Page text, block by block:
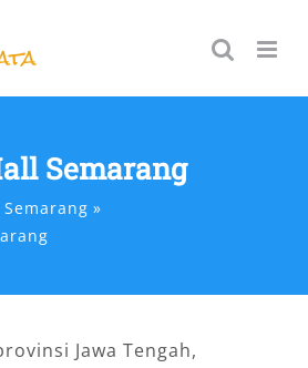
Semarang
Semarang
Jawa Tengah,